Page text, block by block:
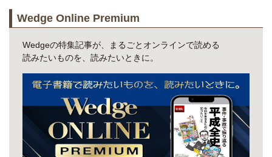
Wedge Online Premium
Wedgeの特集記事が、まるごとオンラインで読める
読みたいものを、読みたいときに。